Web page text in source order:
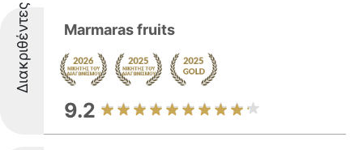
Διακριθέντες Marmaras fruits
9.2